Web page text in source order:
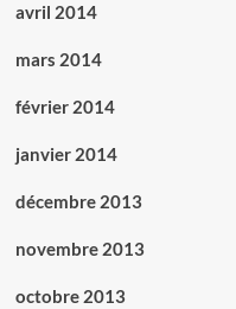
avril 2014
mars 2014
février 2014
janvier 2014
décembre 2013
novembre 2013
octobre 2013